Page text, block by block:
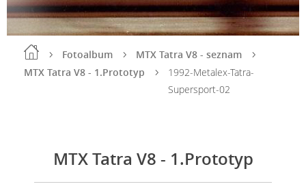
Fotoalbum
MTX Tatra V8 - seznam
MTX Tatra V8 - 1.Prototyp
1992-Metalex-Tatra-
Supersport-02
MTX Tatra V8 - 1.Prototyp